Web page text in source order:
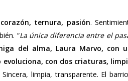
ternura, pasión.
“La única diferencia entre el
del alma, Laura Marvo, con
con dos criaturas,
limpia, transparente. El